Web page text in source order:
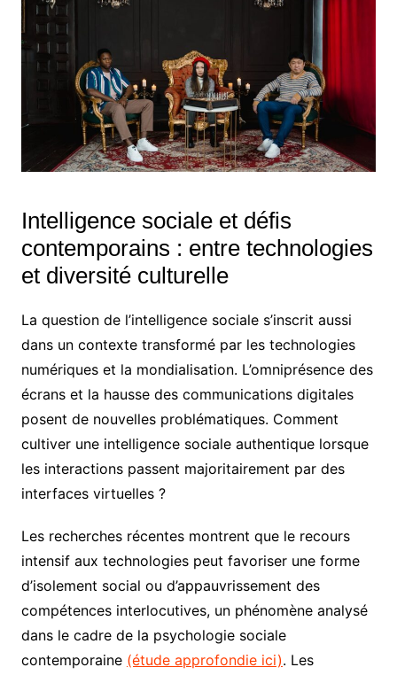
Intelligence sociale et défis
contemporains : entre technologies
et diversité culturelle
La question de l’intelligence sociale s’inscrit aussi
dans un contexte transformé par les technologies
numériques et la mondialisation. L’omniprésence des
écrans et la hausse des communications digitales
posent de nouvelles problématiques. Comment
cultiver une intelligence sociale authentique lorsque
les interactions passent majoritairement par des
interfaces virtuelles ?
Les recherches récentes montrent que le recours
intensif aux technologies peut favoriser une forme
d’isolement social ou d’appauvrissement des
compétences interlocutives, un phénomène analysé
dans le cadre de la psychologie sociale
contemporaine (étude approfondie ici). Les